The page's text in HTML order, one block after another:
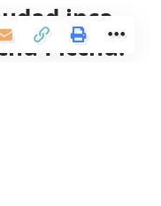
inca
Picchu.